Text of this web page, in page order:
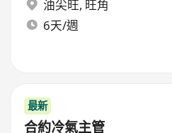
油尖旺, 旺角
6天/週
最新
合約冷氣主管